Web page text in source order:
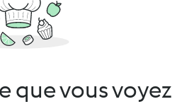
que vous voyez